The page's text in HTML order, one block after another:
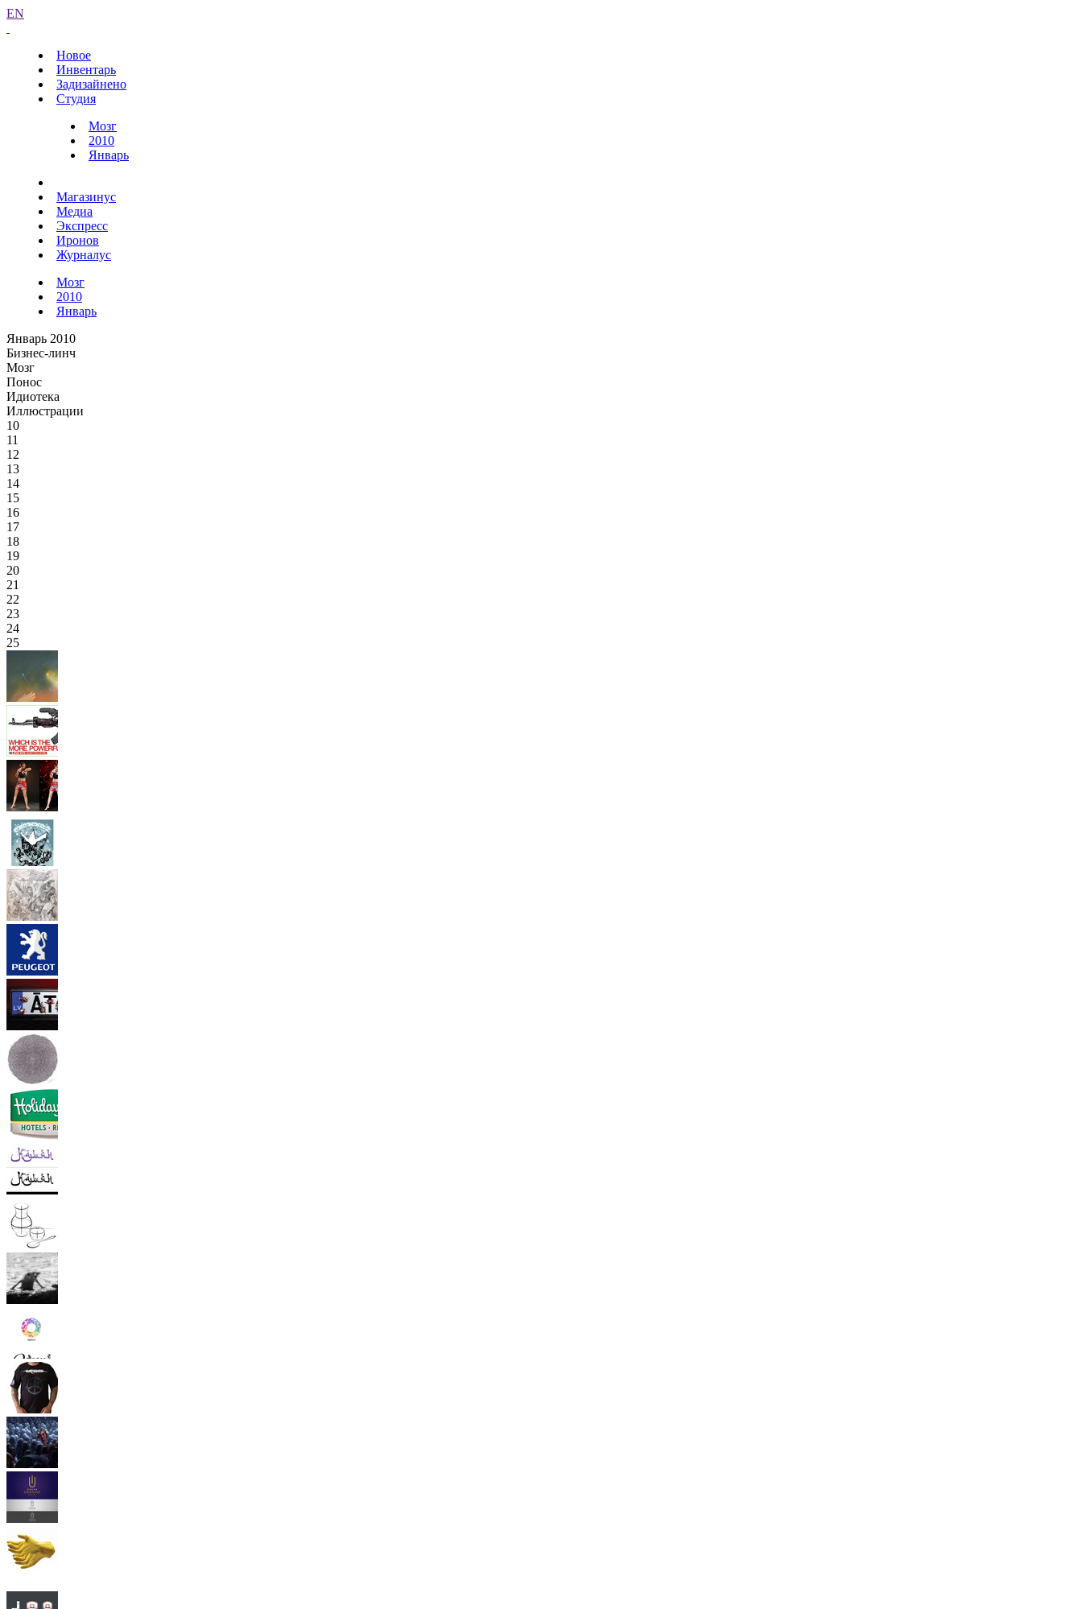
EN
Новое
Инвентарь
Задизайнено
Студия
Мозг
2010
Январь
Магазинус
Медиа
Экспресс
Иронов
Журналус
Мозг
2010
Январь
Январь 2010
Бизнес-линч
Мозг
Понос
Идиотека
Иллюстрации
10
11
12
13
14
15
16
17
18
19
20
21
22
23
24
25